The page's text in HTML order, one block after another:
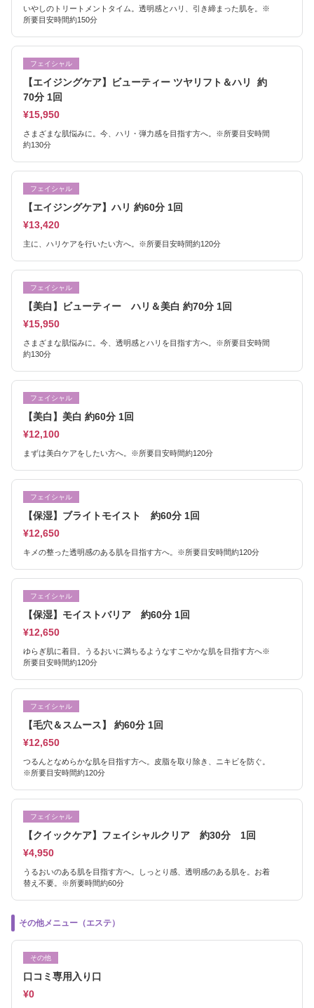
いやしのトリートメントタイム。透明感とハリ、引き締まった肌を。※
所要目安時間約150分
フェイシャル
【エイジングケア】ビューティー ツヤリフト＆ハリ 約
70分 1回
¥15,950
さまざまな肌悩みに。今、ハリ・弾力感を目指す方へ。※所要目安時間
約130分
フェイシャル
【エイジングケア】ハリ 約60分 1回
¥13,420
主に、ハリケアを行いたい方へ。※所要目安時間約120分
フェイシャル
【美白】ビューティー ハリ＆美白 約70分 1回
¥15,950
さまざまな肌悩みに。今、透明感とハリを目指す方へ。※所要目安時間
約130分
フェイシャル
【美白】美白 約60分 1回
¥12,100
まずは美白ケアをしたい方へ。※所要目安時間約120分
フェイシャル
【保湿】ブライトモイスト 約60分 1回
¥12,650
キメの整った透明感のある肌を目指す方へ。※所要目安時間約120分
フェイシャル
【保湿】モイストバリア 約60分 1回
¥12,650
ゆらぎ肌に着目。うるおいに満ちるようなすこやかな肌を目指す方へ※
所要目安時間約120分
フェイシャル
【毛穴＆スムース】 約60分 1回
¥12,650
つるんとなめらかな肌を目指す方へ。皮脂を取り除き、ニキビを防ぐ。
※所要目安時間約120分
フェイシャル
【クイックケア】フェイシャルクリア 約30分 1回
¥4,950
うるおいのある肌を目指す方へ。しっとり感、透明感のある肌を。お着
替え不要。※所要時間約60分
その他メニュー（エステ）
その他
口コミ専用入り口
¥0